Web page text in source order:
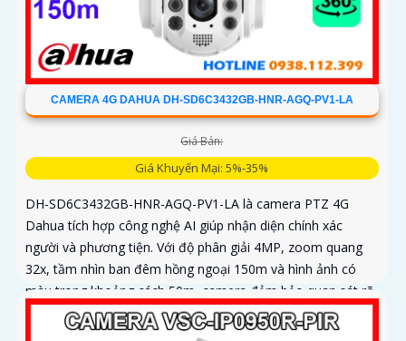
CAMERA 4G DAHUA DH-SD6C3432GB-HNR-AGQ-PV1-LA
Giá Bán:
Giá Khuyến Mại: 5%-35%
DH-SD6C3432GB-HNR-AGQ-PV1-LA là camera PTZ 4G
Dahua tích hợp công nghệ AI giúp nhận diện chính xác
người và phương tiện. Với độ phân giải 4MP, zoom quang
32x, tầm nhìn ban đêm hồng ngoại 150m và hình ảnh có
màu trong khoảng cách 50m, camera đảm bảo quan sát rõ
nét 24/7